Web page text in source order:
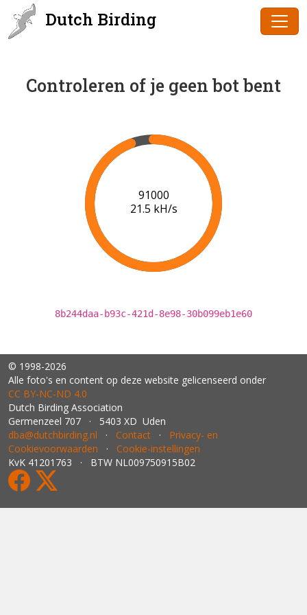
Dutch Birding
Controleren of je geen bot bent
91000
21.5 kH/s
8b244daa-b93c-421d-8e98-30b099eb1e60
© 1998-2026
Alle foto's en content op deze website gelicenseerd onder
CC BY‑NC‑ND 4.0
Dutch Birding Association
Germenzeel 707 · 5403 XD Uden
dba@dutchbirding.nl · Contact · Privacy- en
Cookievoorwaarden · Cookie-instellingen
KvK 41201763 · BTW NL009750915B02